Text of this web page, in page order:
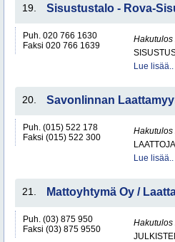
19. Sisustustalo - Rova-
Puh. 020 766 1630
Faksi 020 766 1639
Hakutulos
Lue lisää..
20. Savonlinnan
Puh. (015) 522 178
Faksi (015) 522 300
Hakutulos
LAATTOJA
Lue lisää..
21. Mattoyhtymä Oy /
Puh. (03) 875 950
Faksi (03) 875 9550
Hakutulos